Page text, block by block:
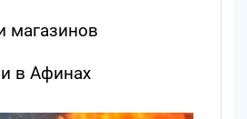
магазинов
в Афинах